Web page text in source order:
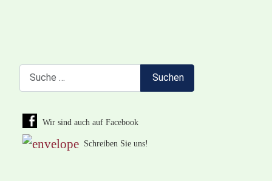
Suchen
Wir sind auch auf Facebook
Schreiben Sie uns!